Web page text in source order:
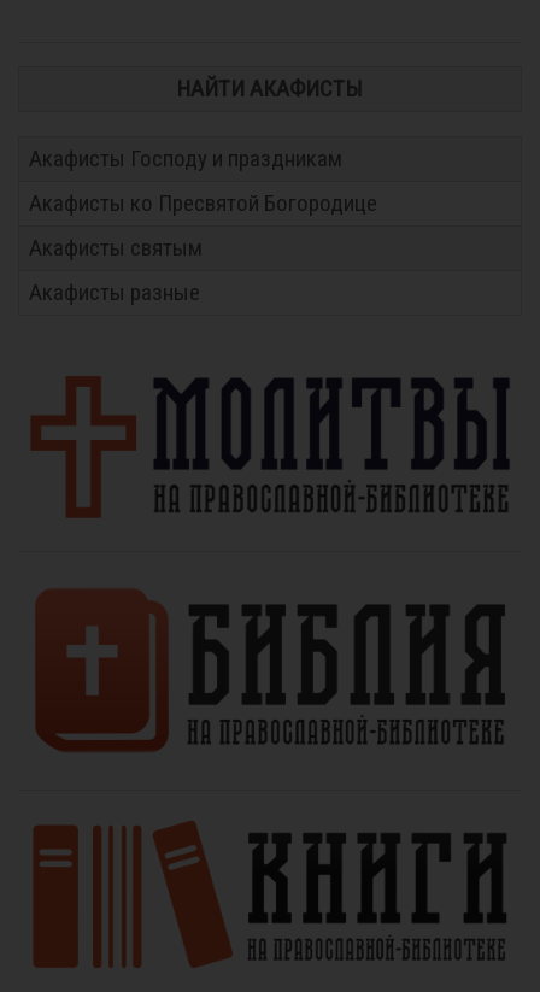
НАЙТИ АКАФИСТЫ
Акафисты Господу и праздникам
Акафисты ко Пресвятой Богородице
Акафисты святым
Акафисты разные